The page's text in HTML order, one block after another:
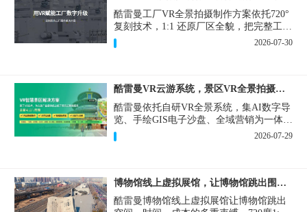
酷雷曼工厂VR全景拍摄制作方案依托720°
复刻技术，1:1 还原厂区全貌，把完整工厂
搬进手机、电脑大屏，既是工厂对外拓客
的数字化名片，也是内部管理、人员培训
2026-07-30
酷雷曼VR云游系统，景区VR全景拍摄制作一站式落地
酷雷曼依托自研VR全景系统，集AI数字导
览、手绘GIS电子沙盘、全域营销为一体，
打造从VR全景拍摄制作到成熟VR云游落
地案例。
2026-07-29
博物馆线上虚拟展馆，让博物馆跳出围墙让历史随处可及
酷雷曼博物馆线上虚拟展馆让博物馆跳出